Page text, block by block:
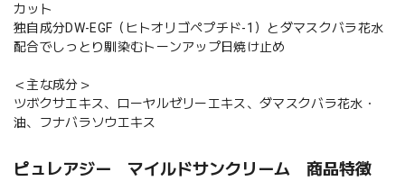
カット
独自成分DW-EGF（ヒトオリゴペプチド-1）とダマスクバラ花水
配合でしっとり馴染むトーンアップ日焼け止め
＜主な成分＞
ツボクサエキス、ローヤルゼリーエキス、ダマスクバラ花水・
油、フナバラソウエキス
ピュレアジー マイルドサンクリーム 商品特徴